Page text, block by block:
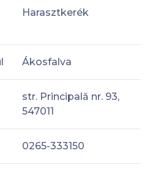
Harasztkerék
Ákosfalva
str. Principală nr. 93,
547011
0265-333150